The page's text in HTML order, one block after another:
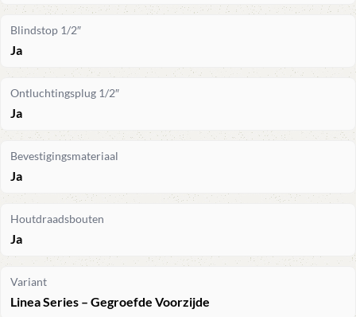
Blindstop 1/2″
Ja
Ontluchtingsplug 1/2″
Ja
Bevestigingsmateriaal
Ja
Houtdraadsbouten
Ja
Variant
Linea Series – Gegroefde Voorzijde